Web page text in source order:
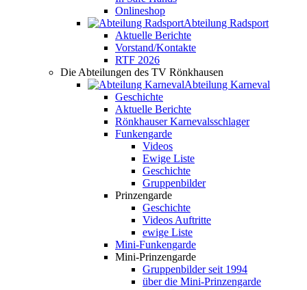
Onlineshop
Abteilung Radsport
Aktuelle Berichte
Vorstand/Kontakte
RTF 2026
Die Abteilungen des TV Rönkhausen
Abteilung Karneval
Geschichte
Aktuelle Berichte
Rönkhauser Karnevalsschlager
Funkengarde
Videos
Ewige Liste
Geschichte
Gruppenbilder
Prinzengarde
Geschichte
Videos Auftritte
ewige Liste
Mini-Funkengarde
Mini-Prinzengarde
Gruppenbilder seit 1994
über die Mini-Prinzengarde